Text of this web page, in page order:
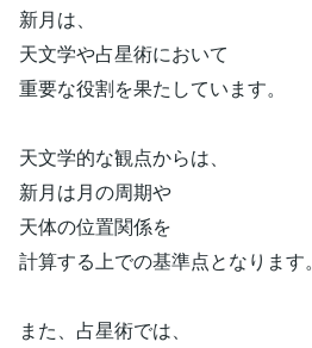
新月は、
天文学や占星術において
重要な役割を果たしています。
天文学的な観点からは、
新月は月の周期や
天体の位置関係を
計算する上での基準点となります。
また、占星術では、